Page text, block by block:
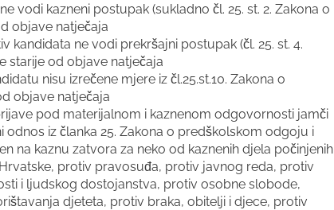
vodi kazneni postupak (sukladno čl. 25. st. 2. Zakona o
objave natječaja
ne vodi prekršajni postupak (čl. 25. st. 4.
starije od objave natječaja
nisu izrečene mjere iz čl.25.st.10. Zakona o
objave natječaja
pod materijalnom i kaznenom odgovornosti jamči
iz članka 25. Zakona o predškolskom odgoju i
na kaznu zatvora za neko od kaznenih djela počinjenih
protiv pravosuđa, protiv javnog reda, protiv
i ljudskog dostojanstva, protiv osobne slobode,
djeteta, protiv braka, obitelji i djece, protiv